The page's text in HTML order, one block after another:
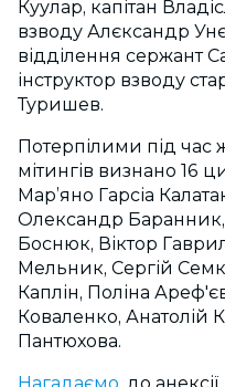
Куулар, капітан
взводу Алєксандр
відділення сержант
інструктор взводу
Туришев.
Потерпілими під час
мітингів визнано 16
Мар’яно Гарсіа
Олександр
Боснюк, Віктор
Мельник, Сергій
Каплін, Поліна
Коваленко, Анатолій
Пантюхова.